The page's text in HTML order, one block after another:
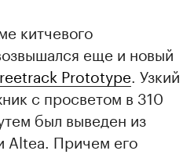
китчевого
еще и новый
Prototype. Узкий
с просветом в 310
был выведен из
Altea. Причем его